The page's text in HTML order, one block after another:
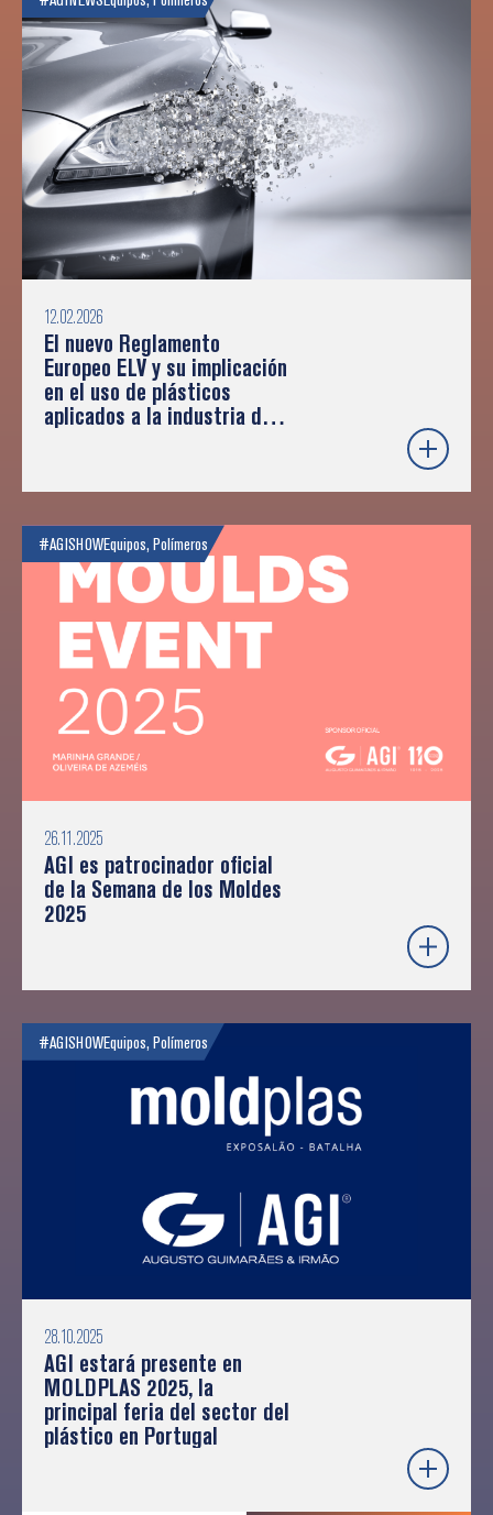
12.02.2026
El nuevo Reglamento
Europeo ELV y su implicación
en el uso de plásticos
aplicados a la industria de
#AGISHOWEquipos, Polímeros
26.11.2025
AGI es patrocinador oficial
de la Semana de los Moldes
2025
#AGISHOWEquipos, Polímeros
28.10.2025
AGI estará presente en
MOLDPLAS 2025, la
principal feria del sector del
plástico en Portugal